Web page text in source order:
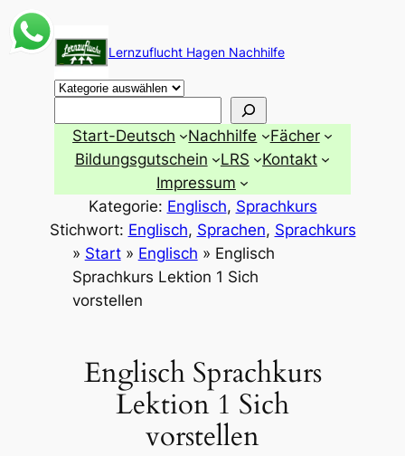
Zum
Inhalt
springen
Lernzuflucht Hagen Nachhilfe
Start-Deutsch Nachhilfe
Fächer
Bildungsgutschein
LRS
Kontakt
Impressum
Kategorie: Englisch, Sprachkurs
Stichwort: Englisch, Sprachen, Sprachkurs
» Start» Englisch » Englisch
Sprachkurs Lektion 1 Sich
vorstellen
Englisch Sprachkurs
Lektion 1 Sich
vorstellen